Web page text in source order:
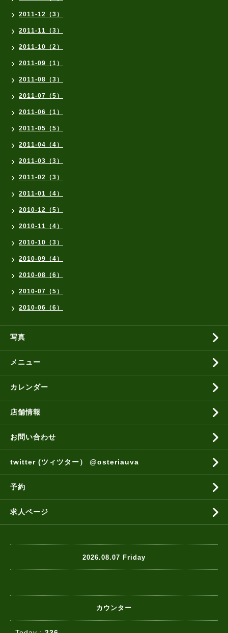
2011-12（3）
2011-11（3）
2011-10（2）
2011-09（1）
2011-08（3）
2011-07（5）
2011-06（1）
2011-05（5）
2011-04（4）
2011-03（3）
2011-02（3）
2011-01（4）
2010-12（5）
2010-11（4）
2010-10（3）
2010-09（4）
2010-08（6）
2010-07（5）
2010-06（6）
写真
メニュー
カレンダー
店舗情報
お問い合わせ
twitter (ツィツター） @osteriauva
予約
求人ページ
2026.08.07 Friday
カウンター